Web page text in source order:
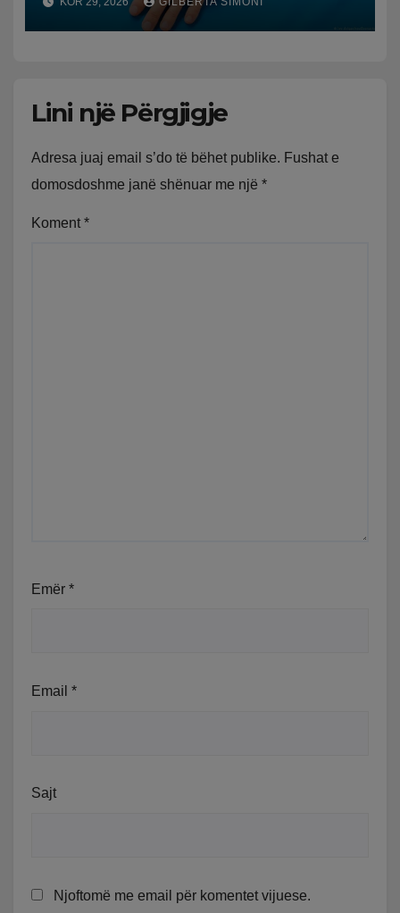
Lini një Përgjigje
Adresa juaj email s’do të bëhet publike. Fushat e
domosdoshme janë shënuar me një *
Koment *
Emër *
Email *
Sajt
Njoftomë me email për komentet vijuese.